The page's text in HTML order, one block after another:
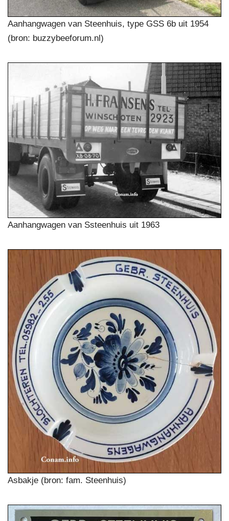
Aanhangwagen van Steenhuis, type GSS 6b uit 1954
(bron: buzzybeeforum.nl)
Aanhangwagen van Ssteenhuis uit 1963
Asbakje (bron: fam. Steenhuis)